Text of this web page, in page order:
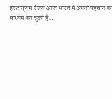
इंस्टाग्राम रील्स आज भारत में अपनी पहचान
माध्यम बन चुकी है…